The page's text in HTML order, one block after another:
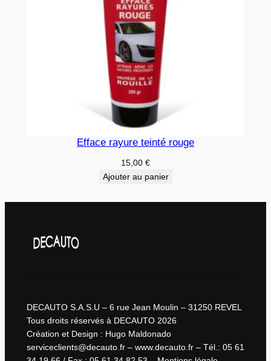
Efface rayure teinté rouge
15,00 €
Ajouter au panier
DECAUTO S.A.S.U – 6 rue Jean Moulin – 31250 REVEL
Tous droits réservés à DECAUTO 2026
Création et Design : Hugo Maldonado
serviceclients@decauto.fr – www.decauto.fr – Tél.: 05 61